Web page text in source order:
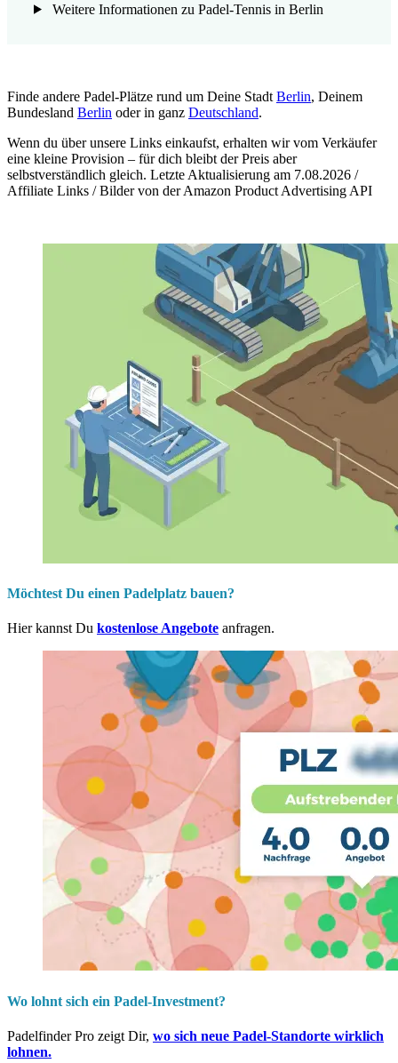
Weitere Informationen zu Padel-Tennis in Berlin
Finde andere Padel-Plätze rund um Deine Stadt Berlin, Deinem
Bundesland Berlin oder in ganz Deutschland.
Wenn du über unsere Links einkaufst, erhalten wir vom Verkäufer
eine kleine Provision – für dich bleibt der Preis aber
selbstverständlich gleich. Letzte Aktualisierung am 7.08.2026 /
Affiliate Links / Bilder von der Amazon Product Advertising API
Möchtest Du einen Padelplatz bauen?
Hier kannst Du kostenlose Angebote anfragen.
Wo lohnt sich ein Padel-Investment?
Padelfinder Pro zeigt Dir, wo sich neue Padel-Standorte wirklich
lohnen.